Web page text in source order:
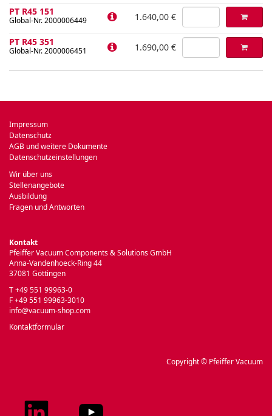
PT R45 151
Global-Nr. 2000006449 1.640,00 €
PT R45 351
Global-Nr. 2000006451 1.690,00 €
Impressum
Datenschutz
AGB und weitere Dokumente
Datenschutzeinstellungen
Wir über uns
Stellenangebote
Ausbildung
Fragen und Antworten
Kontakt
Pfeiffer Vacuum Components & Solutions GmbH
Anna-Vandenhoeck-Ring 44
37081 Göttingen
T +49 551 99963-0
F +49 551 99963-3010
info@vacuum-shop.com
Kontaktformular
Copyright © Pfeiffer Vacuum